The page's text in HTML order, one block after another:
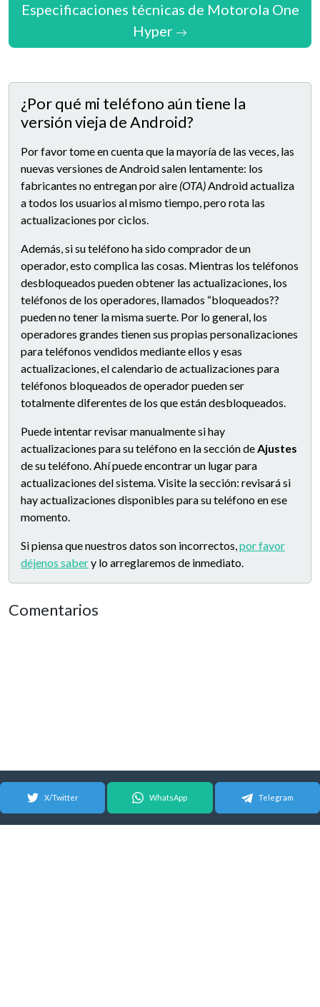
Especificaciones técnicas de Motorola One
Hyper
¿Por qué mi teléfono aún tiene la
versión vieja de Android?
Por favor tome en cuenta que la mayoría de las veces, las
nuevas versiones de Android salen lentamente: los
fabricantes no entregan por aire (OTA)Android actualiza
a todos los usuarios al mismo tiempo, pero rota las
actualizaciones por ciclos.
Además, si su teléfono ha sido comprador de un
operador, esto complica las cosas. Mientras los teléfonos
desbloqueados pueden obtener las actualizaciones, los
teléfonos de los operadores, llamados “bloqueados??
pueden no tener la misma suerte. Por lo general, los
operadores grandes tienen sus propias personalizaciones
para teléfonos vendidos mediante ellos y esas
actualizaciones, el calendario de actualizaciones para
teléfonos bloqueados de operador pueden ser
totalmente diferentes de los que están desbloqueados.
Puede intentar revisar manualmente si hay
actualizaciones para su teléfono en la sección deAjustes
de su teléfono. Ahí puede encontrar un lugar para
actualizaciones del sistema. Visite la sección: revisará si
hay actualizaciones disponibles para su teléfono en ese
momento.
Si piensa que nuestros datos son incorrectos,por favor
déjenos sabery lo arreglaremos de inmediato.
Comentarios
X/Twitter WhatsApp Telegram